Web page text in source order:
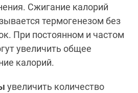
Сжигание калорий
термогенезом без
При постоянном и частом
увеличить общее
калорий.
увеличить количество